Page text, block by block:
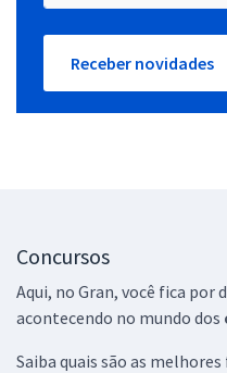
Receber novidades
Concursos
Aqui, no Gran, você fica por
acontecendo no mundo dos
Saiba quais são as